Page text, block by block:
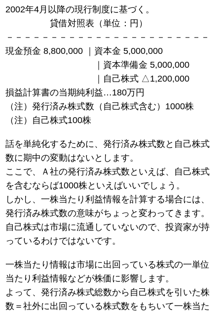
2002年4月以降の現行制度に基づく。
貸借対照表（単位：円）
－－－－－－－－－－－－－－－－－－－－－－－
現金預金 8,800,000 ｜資本金 5,000,000
｜資本準備金 5,000,000
｜自己株式 △1,200,000
損益計算書の当期純利益…180万円
（注）発行済み株式数（自己株式含む）1000株
（注）自己株式100株
話を単純化するために、発行済み株式数と自己株式
数に期中の変動はないとします。
ここで、Ａ社の発行済み株式数といえば、自己株式
を含むならば1000株といえばいいでしょう。
しかし、一株当たり利益情報を計算する場合には、
発行済み株式数の意味がちょっと変わってきます。
自己株式は市場に流通していないので、投資家が持
っているわけではないです。
一株当たり情報は市場に出回っている株式の一単位
当たり利益情報などが株価に影響します。
よって、発行済み株式総数から自己株式を引いた株
数＝社外に出回っている株式数をもちいて一株当た